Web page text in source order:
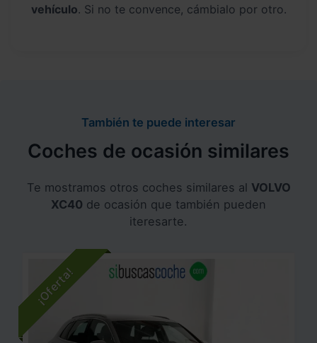
vehículo. Si no te convence, cámbialo por otro.
También te puede interesar
Coches de ocasión similares
Te mostramos otros coches similares al VOLVO
XC40 de ocasión que también pueden
iteresarte.